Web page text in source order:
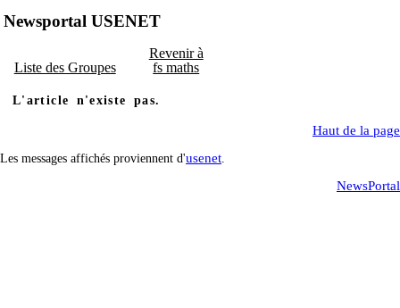
Newsportal USENET
Liste des Groupes
Revenir à
fs maths
L'article n'existe pas.
Haut de la page
Les messages affichés proviennent d'usenet
NewsPortal